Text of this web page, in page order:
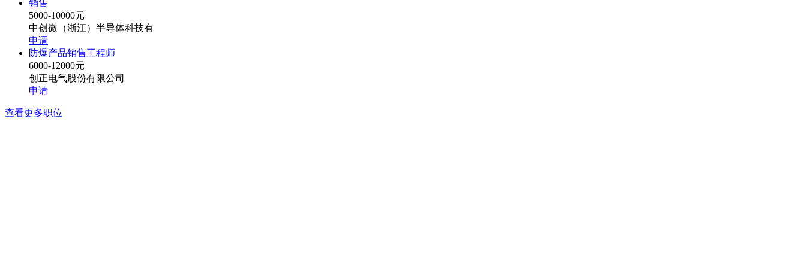
销售
5000-10000元
中创微（浙江）半导体科技有
申请
防爆产品销售工程师
6000-12000元
创正电气股份有限公司
申请
查看更多职位